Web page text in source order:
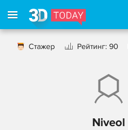
Стажер Рейтинг: 90
Niveol